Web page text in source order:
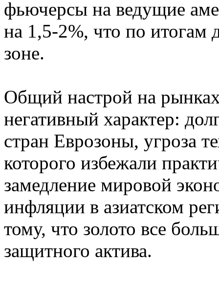
фьючерсы на ведущие
на 1,5-2%, что по итогам
зоне.
Общий настрой на
негативный характер:
стран Еврозоны, угроза
которого избежали
замедление мировой
инфляции в азиатском
тому, что золото все
защитного актива.